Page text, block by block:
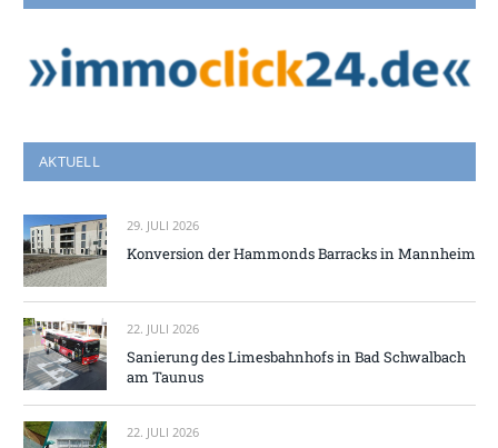
AKTUELL
29. JULI 2026
Konversion der Hammonds Barracks in Mannheim
22. JULI 2026
Sanierung des Limesbahnhofs in Bad Schwalbach
am Taunus
22. JULI 2026